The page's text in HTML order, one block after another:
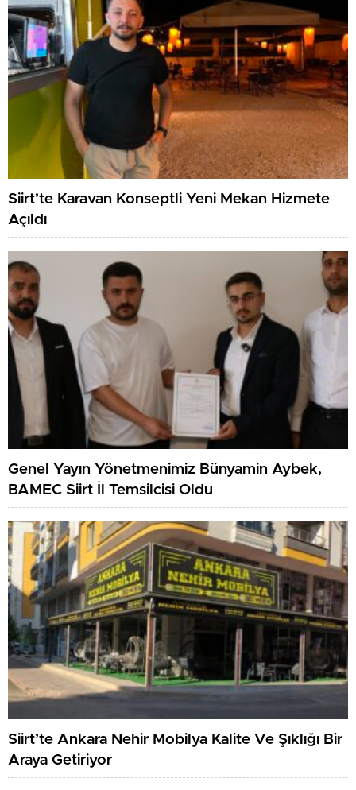
Siirt’te Karavan Konseptli Yeni Mekan Hizmete
Açıldı
Genel Yayın Yönetmenimiz Bünyamin Aybek,
BAMEC Siirt İl Temsilcisi Oldu
Siirt’te Ankara Nehir Mobilya Kalite Ve Şıklığı Bir
Araya Getiriyor